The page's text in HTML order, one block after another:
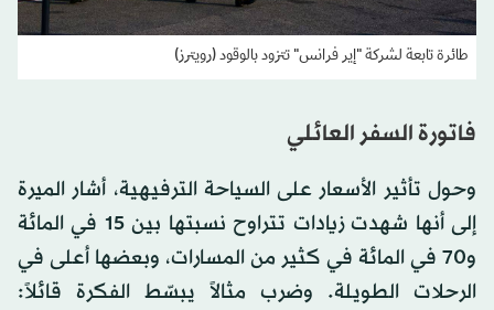
طائرة تابعة لشركة "إير فرانس" تتزود بالوقود (رويترز)
فاتورة السفر العائلي
وحول تأثير الأسعار على السياحة الترفيهية، أشار الميرة
إلى أنها شهدت زيادات تتراوح نسبتها بين 15 في المائة
و70 في المائة في كثير من المسارات، وبعضها أعلى في
الرحلات الطويلة. وضرب مثالاً يبسّط الفكرة قائلاً: